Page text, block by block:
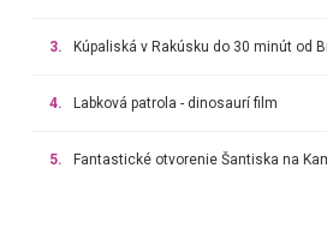
3. Kúpaliská v Rakúsku do 30 minút od
4. Labková patrola - dinosaurí film
5. Fantastické otvorenie Šantiska na